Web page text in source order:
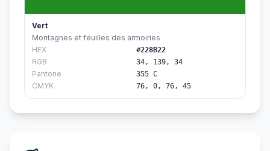
Vert
Montagnes et feuilles des armoiries
HEX
#228B22
RGB 34, 139, 34
Pantone 355 C
CMYK 76, 0, 76, 45